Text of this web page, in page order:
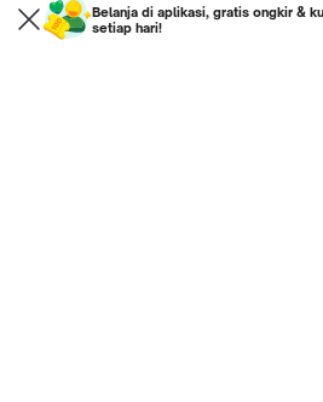
Belanja di aplikasi, gratis ongkir &
setiap hari!